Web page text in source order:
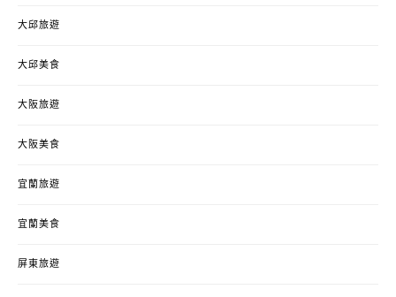
大邱旅遊
大邱美食
大阪旅遊
大阪美食
宜蘭旅遊
宜蘭美食
屏東旅遊